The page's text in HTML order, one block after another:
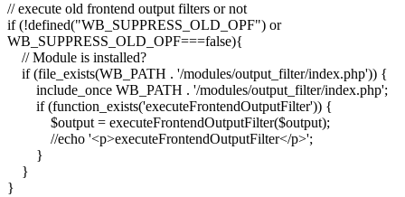
// execute old frontend output filters or not
if (!defined("WB_SUPPRESS_OLD_OPF") or
WB_SUPPRESS_OLD_OPF===false){
// Module is installed?
if (file_exists(WB_PATH . '/modules/output_filter/index.php')) {
include_once WB_PATH . '/modules/output_filter/index.php';
if (function_exists('executeFrontendOutputFilter')) {
$output = executeFrontendOutputFilter($output);
//echo '<p>executeFrontendOutputFilter</p>';
}
}
}